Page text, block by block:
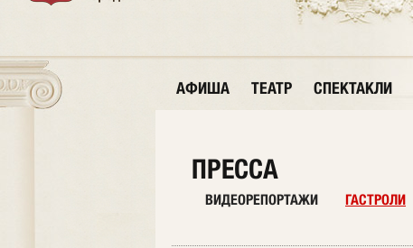
АФИША ТЕАТР СПЕКТАКЛИ
ПРЕССА
ВИДЕОРЕПОРТАЖИ ГАСТРОЛИ